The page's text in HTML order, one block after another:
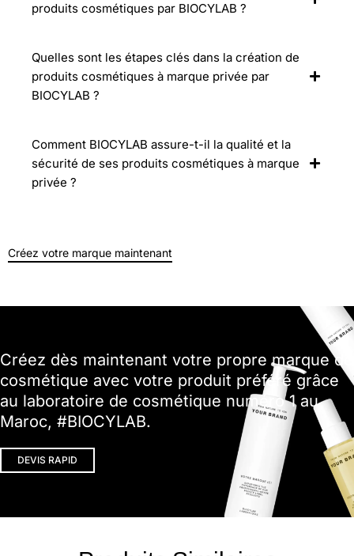
produits cosmétiques par BIOCYLAB ?
Quelles sont les étapes clés dans la création de
produits cosmétiques à marque privée par
BIOCYLAB ?
Comment BIOCYLAB assure-t-il la qualité et la
sécurité de ses produits cosmétiques à marque
privée ?
Créez votre marque maintenant
Créez dès maintenant votre propre marque de
cosmétique avec votre produit préféré grâce
au laboratoire de cosmétique numéro 1 au
Maroc, #BIOCYLAB.
DEVIS RAPID